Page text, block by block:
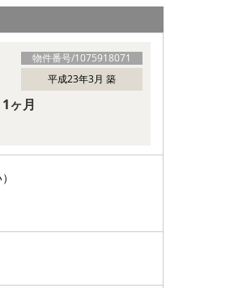
物件番号/1075918071
平成23年3月 築
1ヶ月